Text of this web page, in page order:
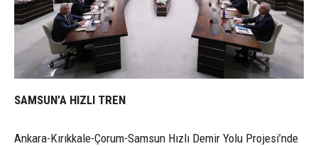
SAMSUN’A HIZLI TREN
Ankara-Kırıkkale-Çorum-Samsun Hızlı Demir Yolu Projesi’nde